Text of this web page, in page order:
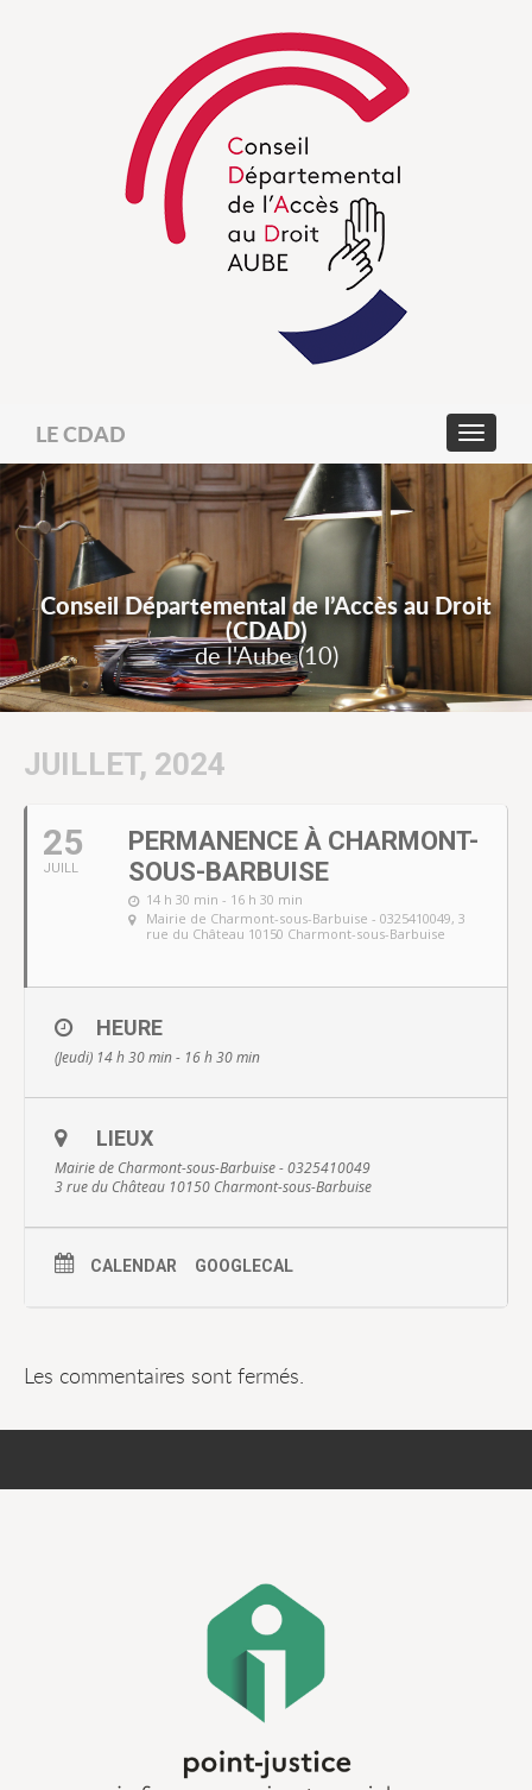
LE CDAD
Conseil Départemental de l’Accès au Droit
(CDAD)
de l'Aube (10)
JUILLET, 2024
25
JUILL
PERMANENCE À CHARMONT-
SOUS-BARBUISE
14 h 30 min - 16 h 30 min
Mairie de Charmont-sous-Barbuise - 0325410049, 3
rue du Château 10150 Charmont-sous-Barbuise
HEURE
(Jeudi) 14 h 30 min - 16 h 30 min
LIEUX
Mairie de Charmont-sous-Barbuise - 0325410049
3 rue du Château 10150 Charmont-sous-Barbuise
CALENDAR GOOGLECAL
Les commentaires sont fermés.